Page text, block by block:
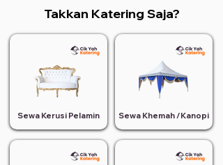
Takkan Katering Saja?
Sewa Kerusi Pelamin Sewa Khemah /Kanopi